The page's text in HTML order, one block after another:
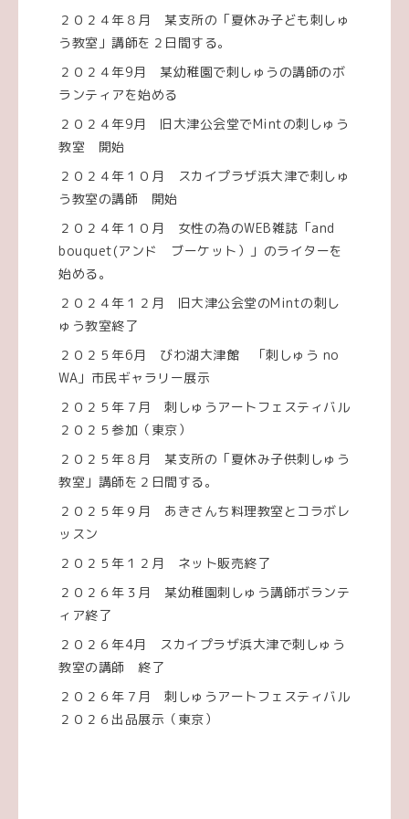
２０２４年８月 某支所の「夏休み子ども刺しゅ
う教室」講師を２日間する。
２０２４年9月 某幼稚園で刺しゅうの講師のボ
ランティアを始める
２０２４年9月 旧大津公会堂でMintの刺しゅう
教室 開始
２０２４年１０月 スカイプラザ浜大津で刺しゅ
う教室の講師 開始
２０２４年１０月 女性の為のWEB雑誌「and
bouquet(アンド ブーケット）」のライターを
始める。
２０２４年１２月 旧大津公会堂のMintの刺し
ゅう教室終了
２０２５年6月 びわ湖大津館 「刺しゅう no
WA」市民ギャラリー展示
２０２５年７月 刺しゅうアートフェスティバル
２０２５参加（東京）
２０２５年８月 某支所の「夏休み子供刺しゅう
教室」講師を２日間する。
２０２５年９月 あきさんち料理教室とコラボレ
ッスン
２０２５年１２月 ネット販売終了
２０２６年３月 某幼稚園刺しゅう講師ボランテ
ィア終了
２０２６年4月 スカイプラザ浜大津で刺しゅう
教室の講師 終了
２０２６年７月 刺しゅうアートフェスティバル
２０２６出品展示（東京）